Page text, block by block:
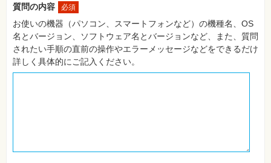
自
作・
パ
ソ
コ
ン・
ホ
ビ
ー
質問の内容 必須
お使いの機器（パソコン、スマートフォンなど）の機種名、OS
名とバージョン、ソフトウェア名とバージョンなど、また、質問
されたい手順の直前の操作やエラーメッセージなどをできるだけ
詳しく具体的にご記入ください。